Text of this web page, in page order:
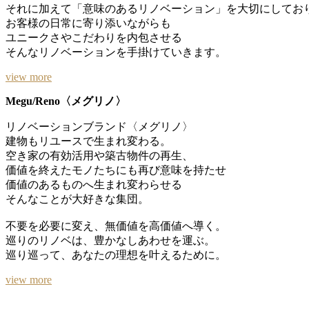
それに加えて「意味のあるリノベーション」を大切にしてお
お客様の日常に寄り添いながらも
ユニークさやこだわりを内包させる
そんなリノベーションを手掛けていきます。
view more
Megu/Reno〈メグリノ〉
リノベーションブランド〈メグリノ〉
建物もリユースで生まれ変わる。
空き家の有効活用や築古物件の再生、
価値を終えたモノたちにも再び意味を持たせ
価値のあるものへ生まれ変わらせる
そんなことが大好きな集団。
不要を必要に変え、無価値を高価値へ導く。
巡りのリノベは、豊かなしあわせを運ぶ。
巡り巡って、あなたの理想を叶えるために。
view more